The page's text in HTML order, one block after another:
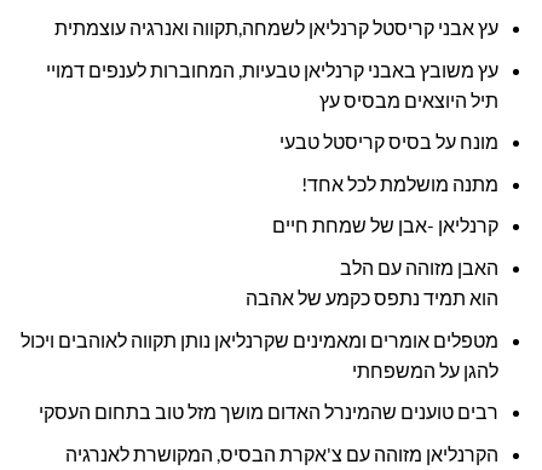
עץ אבני קריסטל קרנליאן לשמחה,תקווה ואנרגיה עוצמתית
עץ משובץ באבני קרנליאן טבעיות, המחוברות לענפים דמויי
תיל היוצאים מבסיס עץ
מונח על בסיס קריסטל טבעי
מתנה מושלמת לכל אחד!
קרנליאן -אבן של שמחת חיים
האבן מזוהה עם הלב
הוא תמיד נתפס כקמע של אהבה
מטפלים אומרים ומאמינים שקרנליאן נותן תקווה לאוהבים ויכול
להגן על המשפחתי
רבים טוענים שהמינרל האדום מושך מזל טוב בתחום העסקי
הקרנליאן מזוהה עם צ'אקרת הבסיס, המקושרת לאנרגיה